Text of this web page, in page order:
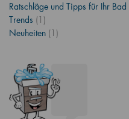
Ratschläge und Tipps für Ihr Bad
Trends (1)
Neuheiten (1)